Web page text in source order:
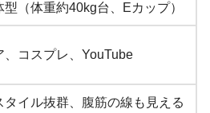
型（体重約40kg台、Eカップ）
、コスプレ、YouTube
タイル抜群、腹筋の線も見える